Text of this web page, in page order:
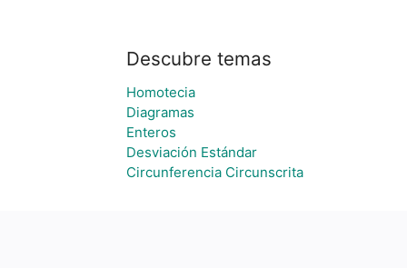
Descubre temas
Homotecia
Diagramas
Enteros
Desviación Estándar
Circunferencia Circunscrita